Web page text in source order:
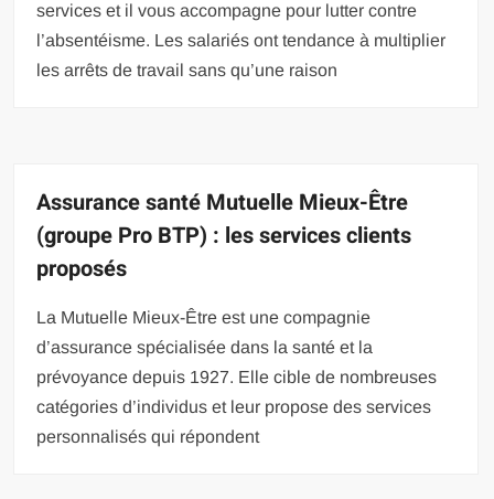
services et il vous accompagne pour lutter contre
l’absentéisme. Les salariés ont tendance à multiplier
les arrêts de travail sans qu’une raison
Assurance santé Mutuelle Mieux-Être
(groupe Pro BTP) : les services clients
proposés
La Mutuelle Mieux-Être est une compagnie
d’assurance spécialisée dans la santé et la
prévoyance depuis 1927. Elle cible de nombreuses
catégories d’individus et leur propose des services
personnalisés qui répondent